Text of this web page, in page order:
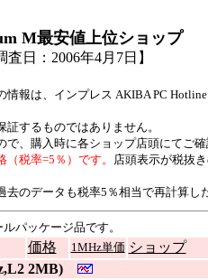
M最安値上位ショップ
査日：2006年4月7日】
情報は、インプレス AKIBA PC
するものではありません。
で、購入時に各ショップ店頭にてご
税率=5％）です。 店頭表示が税抜
去のデータも税率5％相当で再計算し
パッケージ品です。
価格 1MHz単価 ショップ
2MB)